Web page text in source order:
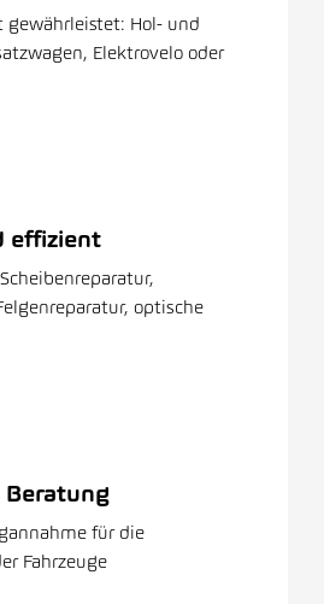
Hol- und
Elektrovelo oder
effizient
optische
Beratung
für die
Fahrzeuge